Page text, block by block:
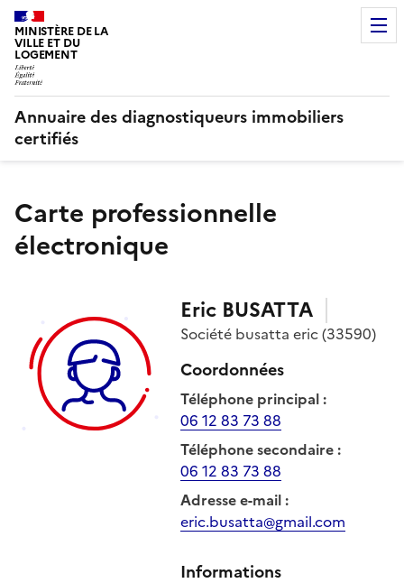
MINISTÈRE DE LA
VILLE ET DU
LOGEMENT
Annuaire des diagnostiqueurs immobiliers
certifiés
Carte professionnelle
électronique
Eric BUSATTA
Société busatta eric(33590)
Coordonnées
Téléphone principal:
06 12 83 73 88
Téléphone secondaire:
06 12 83 73 88
Adresse e-mail:
eric.busatta@gmail.com
Informations